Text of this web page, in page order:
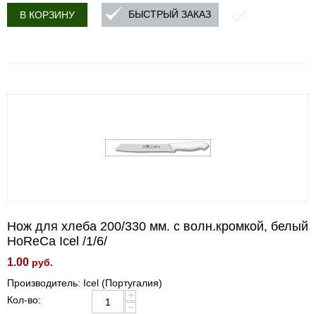
В КОРЗИНУ БЫСТРЫЙ ЗАКАЗ
Нож для хлеба 200/330 мм. с волн.кромкой, белый
HoReCa Icel /1/6/
1.00 руб.
Производитель: Icel (Португалия)
Кол-во:
+
−